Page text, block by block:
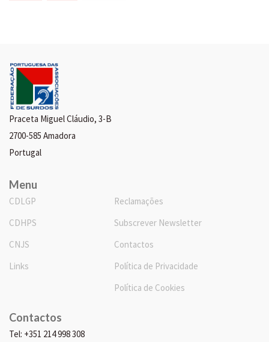
Praceta Miguel Cláudio, 3-B
2700-585 Amadora
Portugal
Menu
CDLGP
CDHPS
CNJS
Links
Reclamações
Subscrever Newsletter
Contactos
Política de Privacidade
Política de Cookies
Contactos
Tel: +351 214 998 308